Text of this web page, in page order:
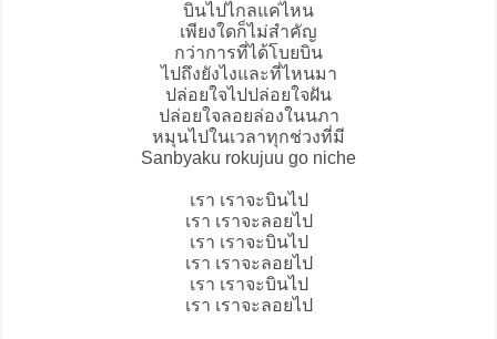
บินไปไกลแค่ไหน
เพียงใดก็ไม่สำคัญ
กว่าการที่ได้โบยบิน
ไปถึงยังไงและที่ไหนมา
ปล่อยใจไปปล่อยใจฝัน
ปล่อยใจลอยล่องในนภา
หมุนไปในเวลาทุกช่วงที่มี
Sanbyaku rokujuu go niche
เรา เราจะบินไป
เรา เราจะลอยไป
เรา เราจะบินไป
เรา เราจะลอยไป
เรา เราจะบินไป
เรา เราจะลอยไป